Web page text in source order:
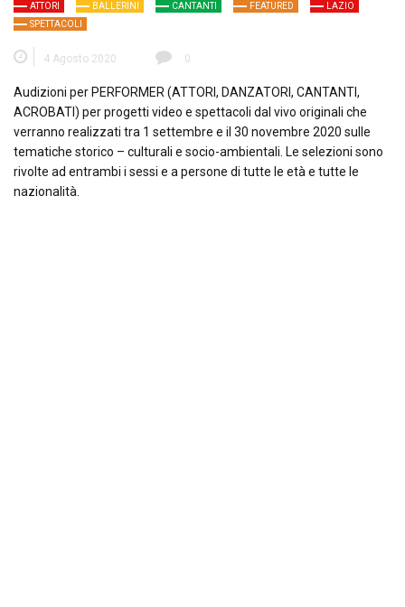
ATTORI BALLERINI CANTANTI FEATURED
LAZIO
SPETTACOLI
4 Agosto 2020 0
Audizioni per PERFORMER (ATTORI, DANZATORI, CANTANTI,
ACROBATI) per progetti video e spettacoli dal vivo originali che
verranno realizzati tra 1 settembre e il 30 novembre 2020 sulle
tematiche storico – culturali e socio-ambientali. Le selezioni sono
rivolte ad entrambi i sessi e a persone di tutte le età e tutte le
nazionalità.